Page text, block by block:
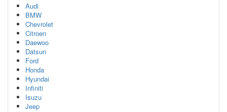
Audi
BMW
Chevrolet
Citroen
Daewoo
Datsun
Ford
Honda
Hyundai
Infiniti
Isuzu
Jeep